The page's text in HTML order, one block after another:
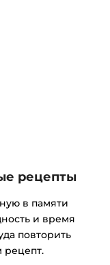
рецепты
в памяти
и время
повторить
рецепт.